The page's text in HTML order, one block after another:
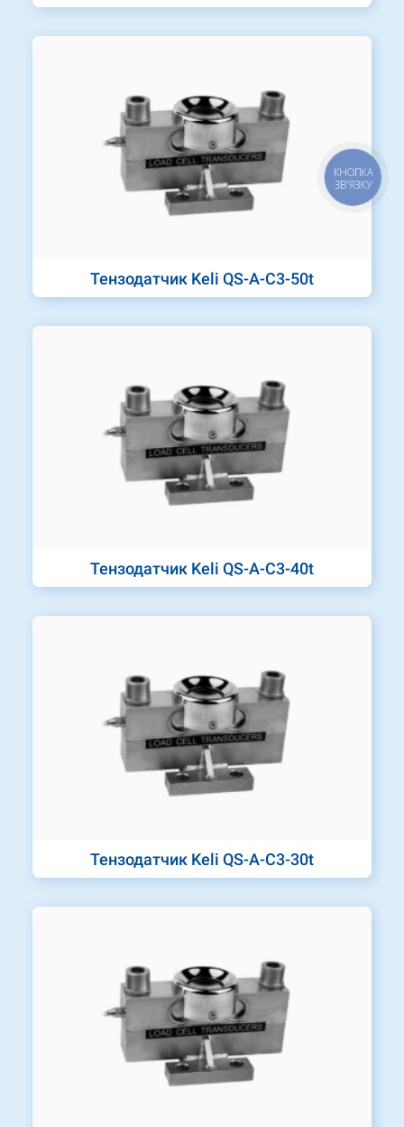
Тензодатчик Keli QS-A-C3-50t
Тензодатчик Keli QS-A-C3-40t
Тензодатчик Keli QS-A-C3-30t
КНОПКА
ЗВ'ЯЗКУ